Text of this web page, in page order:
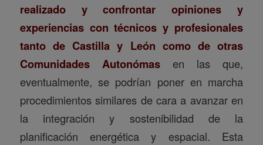
realizado y confrontar opiniones y
experiencias con técnicos y profesionales
tanto de Castilla y León como de otras
Comunidades Autonómasen las que,
eventualmente, se podrían poner en marcha
procedimientos similares de cara a avanzar en
la integración y sostenibilidad de la
planificación energética y espacial. Esta